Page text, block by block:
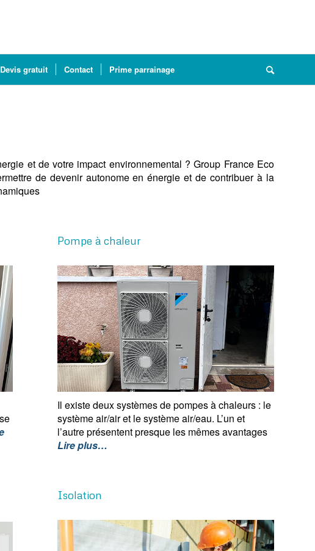
Devis gratuit Contact Prime parrainage
et de votre impact environnemental ? Group France Eco
de devenir autonome en énergie et de contribuer à la
Pompe à chaleur
Il existe deux systèmes de pompes à chaleurs : le
système air/air et le système air/eau. L’un et
l’autre présentent presque les mêmes avantages
Lire plus…
Isolation